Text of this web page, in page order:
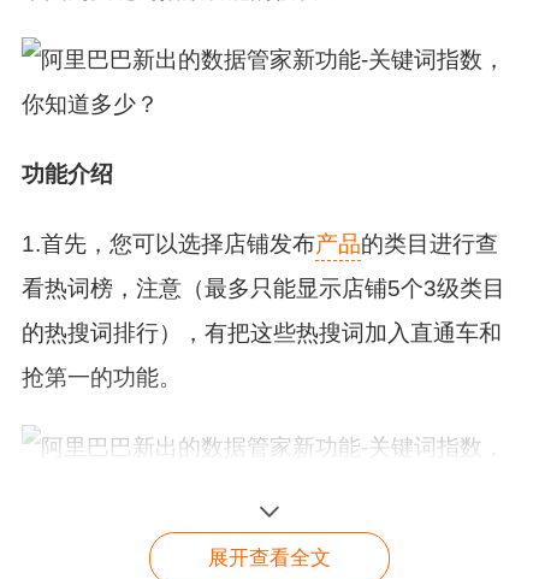
功能介绍
1.首先，您可以选择店铺发布产品的类目进行查
看热词榜，注意（最多只能显示店铺5个3级类目
的热搜词排行），有把这些热搜词加入直通车和
抢第一的功能。
展开查看全文